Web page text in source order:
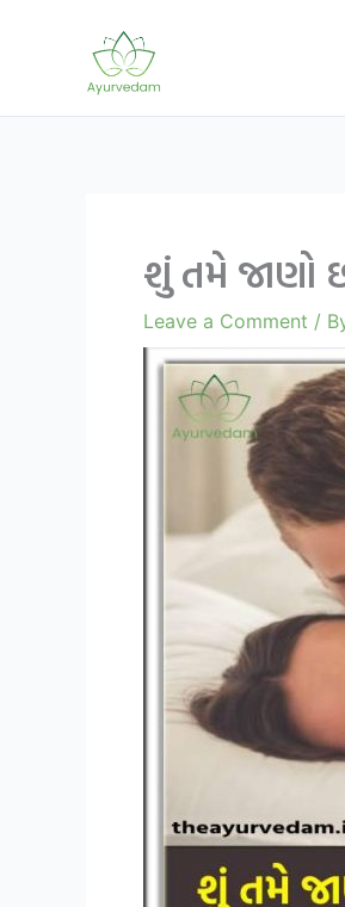
શું તમે જાણો
Leave a Comment /